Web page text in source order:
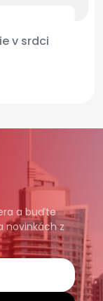
v srdci
a buďte
novinkách z